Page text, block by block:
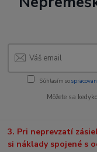
Súhlasím so
Môžete sa
3. Pri neprevzatí
si náklady spojené s